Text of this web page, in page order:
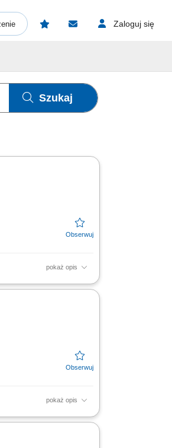
Zaloguj się
Szukaj
pokaż opis
pokaż opis